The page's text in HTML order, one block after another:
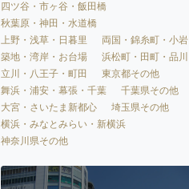
四ツ谷・市ヶ谷・飯田橋
秋葉原・神田・水道橋
上野・浅草・日暮里
両国・錦糸町・小岩
築地・湾岸・お台場
浜松町・田町・品川
立川・八王子・町田
東京都その他
舞浜・浦安・幕張・千葉
千葉県その他
大宮・さいたま新都心
埼玉県その他
横浜・みなとみらい・新横浜
神奈川県その他